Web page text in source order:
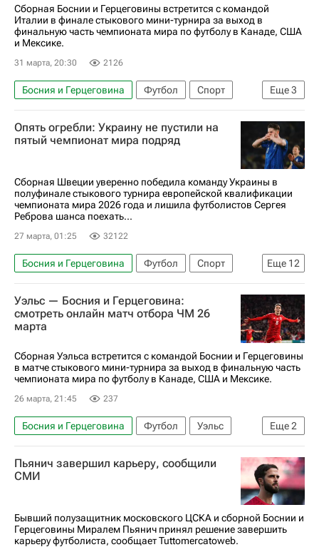
Сборная Боснии и Герцеговины встретится с командой
Италии в финале стыкового мини-турнира за выход в
финальную часть чемпионата мира по футболу в Канаде, США
и Мексике.
31 марта, 20:30 2126
Еще3
Босния и Герцеговина Футбол
Спорт
Анонсы и трансляции матчей
Италия
ЧМ по футболу 2026
Опять огребли: Украину не пустили на
пятый чемпионат мира подряд
Сборная Швеции уверенно победила команду Украины в
полуфинале стыкового турнира европейской квалификации
чемпионата мира 2026 года и лишила футболистов Сергея
Реброва шанса поехать...
27 марта, 01:25 32122
Еще 12
Босния и Герцеговина Футбол
Спорт
Авторы РИА Новости Спорт
Материалы РИА Спорт
Украина
Швеция
Чехия
Турция
Косово
Италия
Польша
ЧМ по футболу 2026
Уэльс — Босния и Герцеговина:
смотреть онлайн матч отбора ЧМ 26
марта
Сборная Уэльса встретится с командой Боснии и Герцеговины
в матче стыкового мини-турнира за выход в финальную часть
чемпионата мира по футболу в Канаде, США и Мексике.
26 марта, 21:45 237
Еще2
Босния и Герцеговина Футбол
Уэльс
Анонсы и трансляции матчей
ЧМ по футболу 2026
Пьянич завершил карьеру, сообщили
СМИ
Бывший полузащитник московского ЦСКА и сборной Боснии и
Герцеговины Миралем Пьянич принял решение завершить
карьеру футболиста, сообщает Tuttomercatoweb.